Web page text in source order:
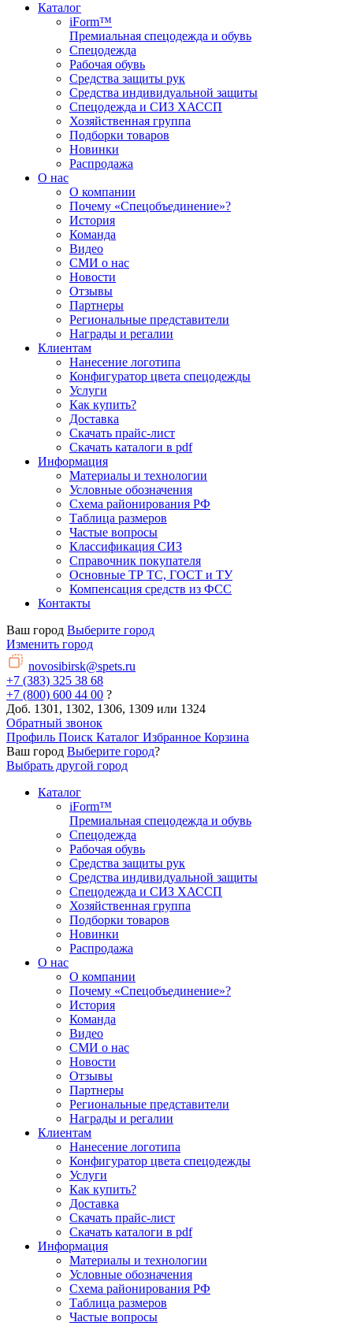
Каталог
iForm™
Премиальная спецодежда и обувь
Спецодежда
Рабочая обувь
Средства защиты рук
Средства индивидуальной защиты
Спецодежда и СИЗ ХАССП
Хозяйственная группа
Подборки товаров
Новинки
Распродажа
О нас
О компании
Почему «Спецобъединение»?
История
Команда
Видео
СМИ о нас
Новости
Отзывы
Партнеры
Региональные представители
Награды и регалии
Клиентам
Нанесение логотипа
Конфигуратор цвета спецодежды
Услуги
Как купить?
Доставка
Скачать прайс-лист
Скачать каталоги в pdf
Информация
Материалы и технологии
Условные обозначения
Схема районирования РФ
Таблица размеров
Частые вопросы
Классификация СИЗ
Справочник покупателя
Основные ТР ТС, ГОСТ и ТУ
Компенсация средств из ФСС
Контакты
Ваш город Выберите город
Изменить город
novosibirsk@spets.ru
+7 (383) 325 38 68
+7 (800) 600 44 00 ?
Доб. 1301, 1302, 1306, 1309 или 1324
Обратный звонок
Профиль Поиск Каталог Избранное Корзина
Ваш город Выберите город?
Выбрать другой город
Каталог
iForm™
Премиальная спецодежда и обувь
Спецодежда
Рабочая обувь
Средства защиты рук
Средства индивидуальной защиты
Спецодежда и СИЗ ХАССП
Хозяйственная группа
Подборки товаров
Новинки
Распродажа
О нас
О компании
Почему «Спецобъединение»?
История
Команда
Видео
СМИ о нас
Новости
Отзывы
Партнеры
Региональные представители
Награды и регалии
Клиентам
Нанесение логотипа
Конфигуратор цвета спецодежды
Услуги
Как купить?
Доставка
Скачать прайс-лист
Скачать каталоги в pdf
Информация
Материалы и технологии
Условные обозначения
Схема районирования РФ
Таблица размеров
Частые вопросы